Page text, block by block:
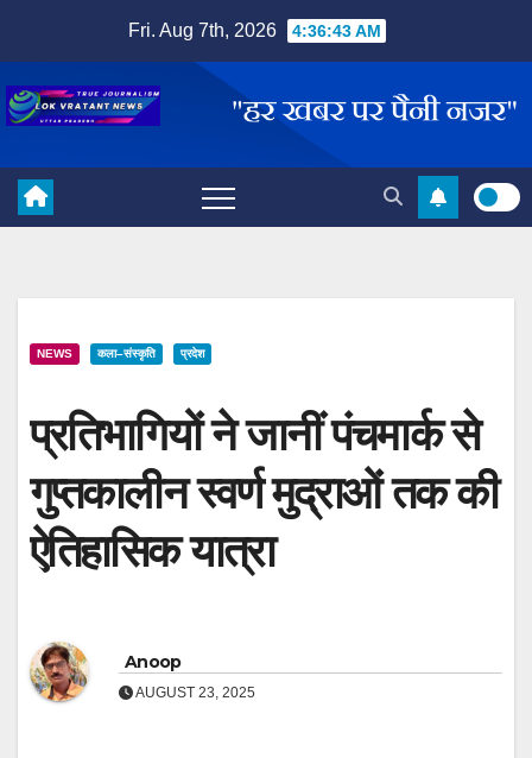
content
Fri. Aug 7th, 2026 4:36:44 AM
NEWS कला–संस्कृति प्रदेश
प्रतिभागियों ने जानीं पंचमार्क से
गुप्तकालीन स्वर्ण मुद्राओं तक की
ऐतिहासिक यात्रा
Anoop
AUGUST 23, 2025